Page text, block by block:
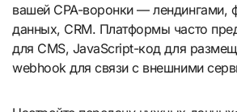
вашей CPA-воронки — лендингами,
данных, CRM. Платформы часто
для CMS, JavaScript-код для
webhook для связи с внешними